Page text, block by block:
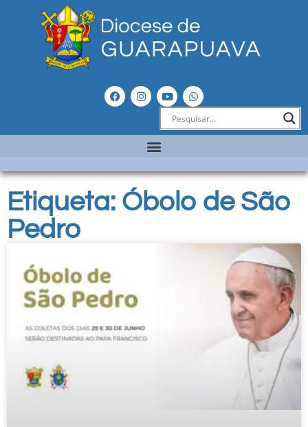
Etiqueta: Óbolo de São
Pedro